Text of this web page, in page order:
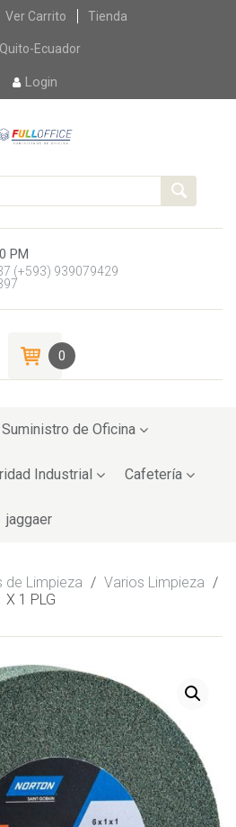
Skip
content
Ver Carrito Tienda
Quito-Ecuador
Login
PM
(+593) 939079429
0
Suministro de Oficina
Industrial Cafetería
jaggaer
de Limpieza / Varios Limpieza /
X 1 PLG